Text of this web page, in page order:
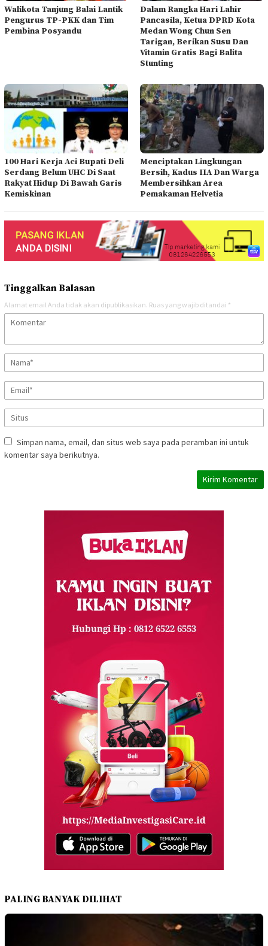
Walikota Tanjung Balai Lantik
Pengurus TP-PKK dan Tim
Pembina Posyandu
Dalam Rangka Hari Lahir
Pancasila, Ketua DPRD Kota
Medan Wong Chun Sen
Tarigan, Berikan Susu Dan
Vitamin Gratis Bagi Balita
Stunting
100 Hari Kerja Aci Bupati Deli
Serdang Belum UHC Di Saat
Rakyat Hidup Di Bawah Garis
Kemiskinan
Menciptakan Lingkungan
Bersih, Kadus IIA Dan Warga
Membersihkan Area
Pemakaman Helvetia
Tinggalkan Balasan
Alamat email Anda tidak akan dipublikasikan. Ruas yang wajib ditandai *
Simpan nama, email, dan situs web saya pada peramban ini untuk
komentar saya berikutnya.
PALING BANYAK DILIHAT